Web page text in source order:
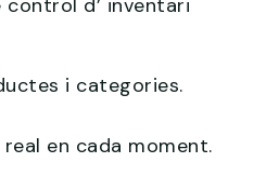
d’ inventari
i categories.
real en cada moment.